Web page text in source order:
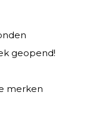
geopend!
merken